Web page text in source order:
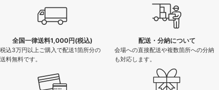
全国一律送料1,000円(税込)
税込3万円以上ご購入で配送1箇所分の
送料無料です。
配送・分納について
会場への直接配送や複数箇所への分納
も対応します。